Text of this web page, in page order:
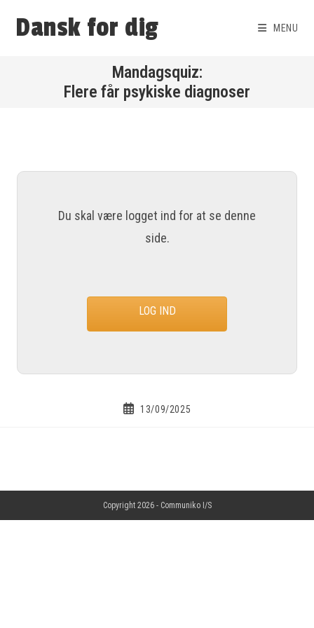
Dansk for dig MENU
Flere får psykiske diagnoser
Du skal være logget ind for at se denne
side.
LOG IND
13/09/2025
Copyright 2026 - Communiko I/S